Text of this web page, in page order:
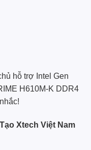
hỗ trợ Intel Gen
H610M-K DDR4
Xtech Việt Nam